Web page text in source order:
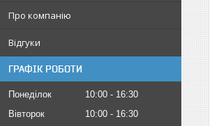
Про компанію
Відгуки
ГРАФІК РОБОТИ
Понеділок 10:00
16:30
Вівторок
10:00
16:30